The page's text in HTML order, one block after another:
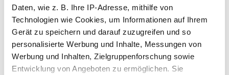
Daten, wie z. B. Ihre IP-Adresse, mithilfe von
Technologien wie Cookies, um Informationen auf Ihrem
Gerät zu speichern und darauf zuzugreifen und so
personalisierte Werbung und Inhalte, Messungen von
Werbung und Inhalten, Zielgruppenforschung sowie
Entwicklung von Angeboten zu ermöglichen. Sie